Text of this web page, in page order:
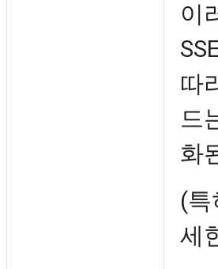
이
따
드
화
(
세